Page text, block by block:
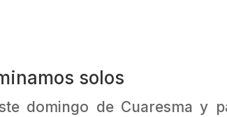
solos
domingo de Cuaresma y